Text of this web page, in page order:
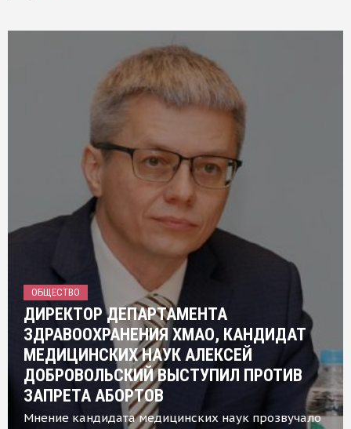
ОБЩЕСТВО
ДИРЕКТОР ДЕПАРТАМЕНТА
ЗДРАВООХРАНЕНИЯ ХМАО, КАНДИДАТ
МЕДИЦИНСКИХ НАУК АЛЕКСЕЙ
ДОБРОВОЛЬСКИЙ ВЫСТУПИЛ ПРОТИВ
ЗАПРЕТА АБОРТОВ
Мнение кандидата медицинских наук прозвучало